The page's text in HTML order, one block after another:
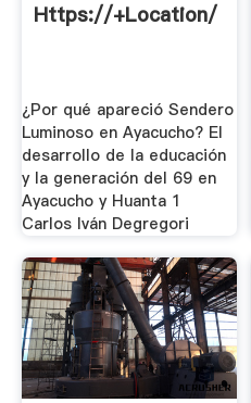
Https://+location/
¿Por qué apareció Sendero
Luminoso en Ayacucho? El
desarrollo de la educación
y la generación del 69 en
Ayacucho y Huanta 1
Carlos Iván Degregori